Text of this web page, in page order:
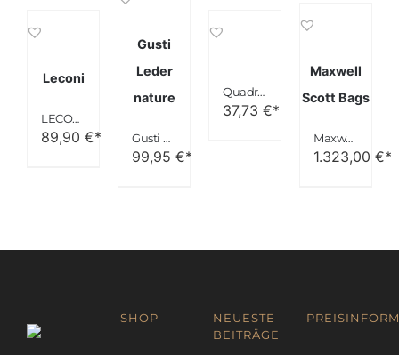
Leconi
LECONI Weekender Canvas Rindsleder Reisetasche
89,90 €*
Gusti
Leder
nature
Gusti Leder nature “Oscar” Reisetasche Weekender Dunkelbraun R2
99,95 €*
Quadra Segeltuch Weekender Sahara
37,73 €*
Maxwell
Scott Bags
Maxwell Scott Bags® Luxus Damen Leder Reisetasche in Cognac (LilianaL)
1.323,00 €*
SHOP
NEUESTE
BEITRÄGE